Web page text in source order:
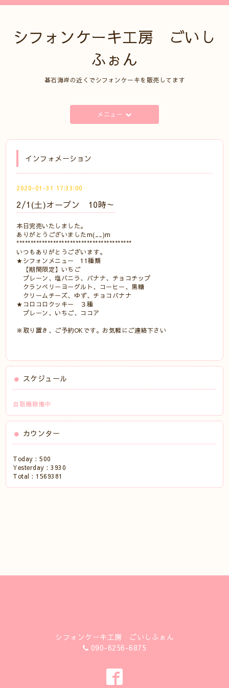
シフォンケーキ工房 ごいし
ふぉん
碁石海岸の近くでシフォンケーキを販売してます
メニュー
インフォメーション
2020-01-31 17:33:00
2/1(土)オープン 10時～
本日完売いたしました。
ありがとうございましたm(__)m
*****************************************
いつもありがとうございます。
★シフォンメニュー 11種類
【期間限定】いちご
プレーン、塩バニラ、バナナ、チョコチップ
クランベリーヨーグルト、コーヒー、黒糖
クリームチーズ、ゆず、チョコバナナ
★コロコロクッキー ３種
プレーン、いちご、ココア
※取り置き、ご予約OKです。お気軽にご連絡下さい
スケジュール
自販機稼働中
カウンター
Today :500
Yesterday :3930
Total : 1569381
シフォンケーキ工房 ごいしふぉん
090-6256-6875